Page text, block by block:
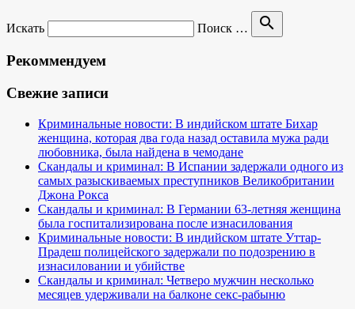
Искать Поиск … search
Рекоммендуем
Свежие записи
Криминальные новости: В индийском штате Бихар
женщина, которая два года назад оставила мужа ради
любовника, была найдена в чемодане
Скандалы и криминал: В Испании задержали одного из
самых разыскиваемых преступников Великобритании
Джона Рокса
Скандалы и криминал: В Германии 63-летняя женщина
была госпитализирована после изнасилования
Криминальные новости: В индийском штате Уттар-
Прадеш полицейского задержали по подозрению в
изнасиловании и убийстве
Скандалы и криминал: Четверо мужчин несколько
месяцев удерживали на балконе секс-рабыню